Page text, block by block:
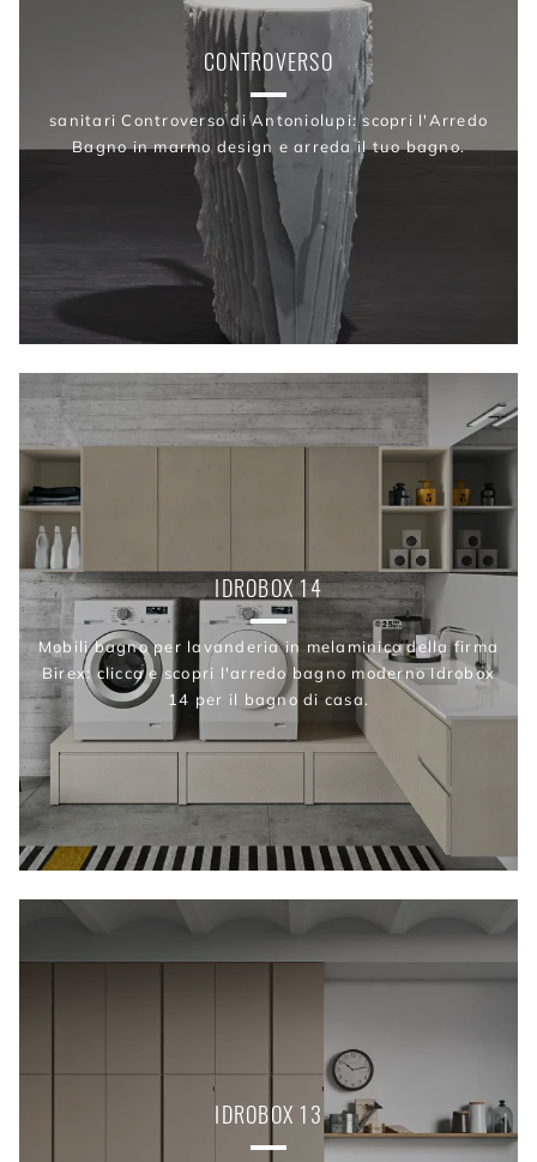
CONTROVERSO
sanitari Controverso di Antoniolupi: scopri l'Arredo
Bagno in marmo design e arreda il tuo bagno.
IDROBOX 14
Mobili bagno per lavanderia in melaminico della firma
Birex: clicca e scopri l'arredo bagno moderno Idrobox
14 per il bagno di casa.
IDROBOX 13